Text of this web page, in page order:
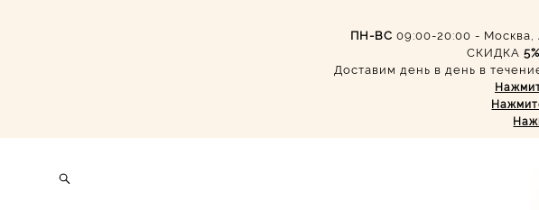
ПН-ВС 09:00-20:00 - Москва,
СКИДКА5%
Доставим день в день в